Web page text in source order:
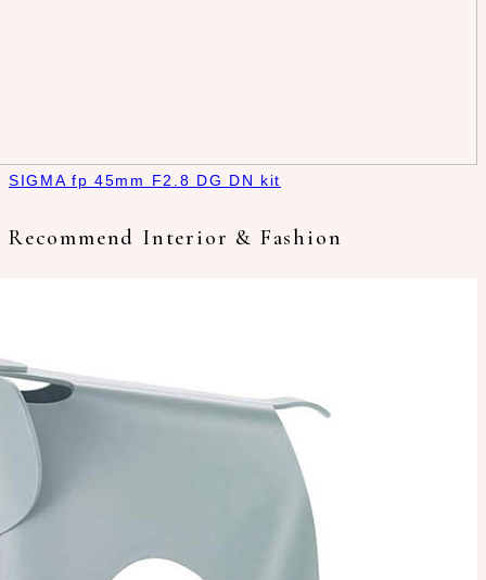
SIGMA fp 45mm F2.8 DG DN kit
Recommend Interior & Fashion